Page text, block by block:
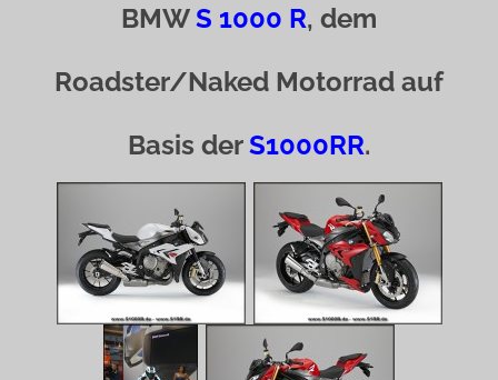
BMWS 1000 R, dem
Roadster/Naked Motorrad auf
Basis derS1000RR.